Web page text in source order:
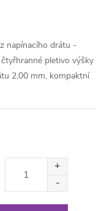
napínacího drátu -
pletivo výšky
2,00 mm, kompaktní